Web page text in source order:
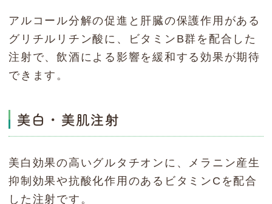
アルコール分解の促進と肝臓の保護作用がある
グリチルリチン酸に、ビタミンB群を配合した
注射で、飲酒による影響を緩和する効果が期待
できます。
美白・美肌注射
美白効果の高いグルタチオンに、メラニン産生
抑制効果や抗酸化作用のあるビタミンCを配合
した注射です。